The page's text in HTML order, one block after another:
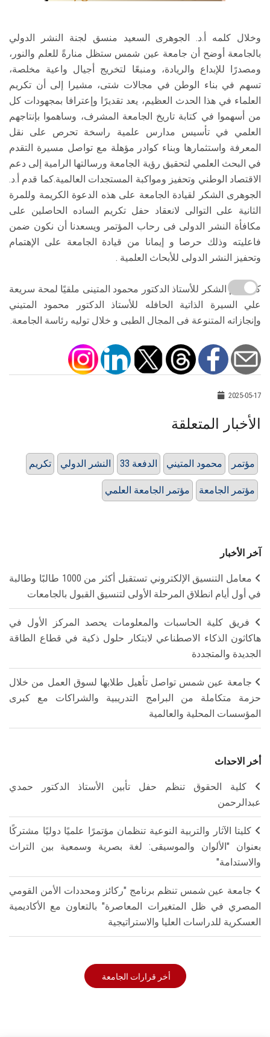
وخلال كلمه أ.د. الجوهرى السعيد منسق لجنة النشر الدولي
بالجامعة أوضح أن جامعة عين شمس ستظل منارةً للعلم والنور،
ومصدرًا للإبداع والريادة، ومنبعًا لتخريج أجيال واعية مخلصة،
تسهم في بناء الوطن في مجالات شتى، مشيرا إلى أن تكريم
العلماء في هذا الحدث العظيم، يعد تقديرًا وإعترافا بمجهودات كل
من أسهموا في كتابة تاريخ الجامعة المشرف، وساهموا بإنتاجهم
العلمي في تأسيس مدارس علمية راسخة تحرص على نقل
المعرفة واستثمارها وبناء كوادر مؤهلة مع تواصل مسيرة التقدم
في البحث العلمي لتحقيق رؤية الجامعة ورسالتها الرامية إلى دعم
الاقتصاد الوطني وتحفيز ومواكبة المستجدات العالمية.كما قدم أ.د.
الجوهرى الشكر لقيادة الجامعة على هذه الدعوة الكريمة وللمرة
الثانية على التوالى لانعقاد حفل تكريم الساده الحاصلين على
مكافأة النشر الدولى فى رحاب المؤتمر ويسعدنا أن نكون ضمن
فاعليته وذلك حرصا و إيمانا من قيادة الجامعة على الإهتمام
وتحفيز النشر الدولى للأبحاث العلمية .
كما قدم الشكر للأستاذ الدكتور محمود المتينى ملقيًا لمحة سريعة
علي السيرة الذاتية الحافله للأستاذ الدكتور محمود المتيني
وإنجازاته المتنوعة فى المجال الطبى و خلال توليه رئاسة الجامعة.
2025-05-17
الأخبار المتعلقة
تكريم النشر الدولي الدفعة 33 محمود المتيني مؤتمر
مؤتمر الجامعة العلمي مؤتمر الجامعة
آخر الأخبار
معامل التنسيق الإلكتروني تستقبل أكثر من 1000 طالبًا وطالبة
في أول أيام انطلاق المرحلة الأولى لتنسيق القبول بالجامعات
فريق كلية الحاسبات والمعلومات يحصد المركز الأول في
هاكاثون الذكاء الاصطناعي لابتكار حلول ذكية في قطاع الطاقة
الجديدة والمتجددة
جامعة عين شمس تواصل تأهيل طلابها لسوق العمل من خلال
حزمة متكاملة من البرامج التدريبية والشراكات مع كبرى
المؤسسات المحلية والعالمية
أخر الاحداث
كلية الحقوق تنظم حفل تأبين الأستاذ الدكتور حمدي
عبدالرحمن
كليتا الآثار والتربية النوعية تنظمان مؤتمرًا علميًا دوليًا مشتركًا
بعنوان "الألوان والموسيقى: لغة بصرية وسمعية بين التراث
والاستدامة"
جامعة عين شمس تنظم برنامج "ركائز ومحددات الأمن القومي
المصري في ظل المتغيرات المعاصرة" بالتعاون مع الأكاديمية
العسكرية للدراسات العليا والاستراتيجية
أخر قرارات الجامعة